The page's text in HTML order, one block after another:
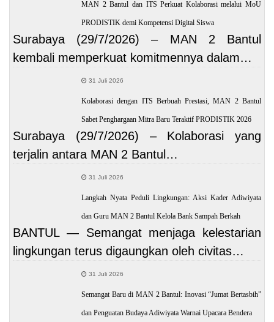
MAN 2 Bantul dan ITS Perkuat Kolaborasi melalui MoU
PRODISTIK demi Kompetensi Digital Siswa
Surabaya (29/7/2026) – MAN 2 Bantul
kembali memperkuat komitmennya dalam…
31 Juli 2026
Kolaborasi dengan ITS Berbuah Prestasi, MAN 2 Bantul
Sabet Penghargaan Mitra Baru Teraktif PRODISTIK 2026
Surabaya (29/7/2026) – Kolaborasi yang
terjalin antara MAN 2 Bantul…
31 Juli 2026
Langkah Nyata Peduli Lingkungan: Aksi Kader Adiwiyata
dan Guru MAN 2 Bantul Kelola Bank Sampah Berkah
BANTUL — Semangat menjaga kelestarian
lingkungan terus digaungkan oleh civitas…
31 Juli 2026
Semangat Baru di MAN 2 Bantul: Inovasi “Jumat Bertasbih”
dan Penguatan Budaya Adiwiyata Warnai Upacara Bendera